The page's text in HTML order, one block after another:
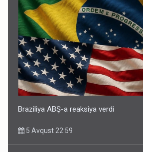
Braziliya ABŞ-a reaksiya verdi
5 Avqust 22:59